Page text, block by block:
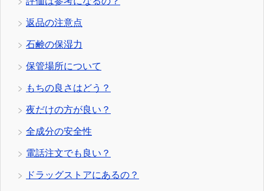
返品の注意点
石鹸の保湿力
保管場所について
もちの良さはどう？
夜だけの方が良い？
全成分の安全性
電話注文でも良い？
ドラッグストアにあるの？